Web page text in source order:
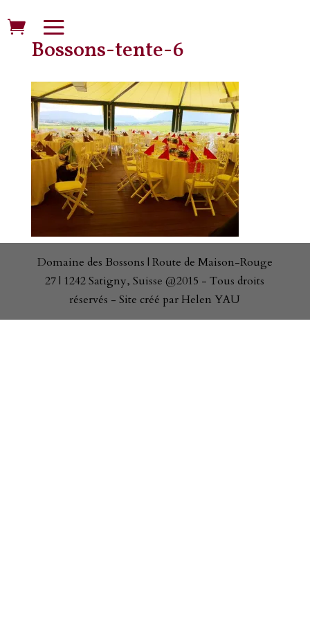
Bossons-tente-6
Domaine des Bossons | Route de Maison-Rouge
27 | 1242 Satigny, Suisse @2015 - Tous droits
réservés - Site créé par Helen YAU